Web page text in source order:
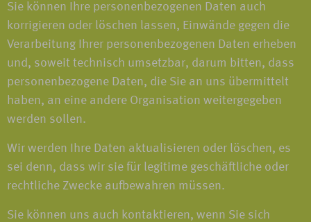
Sie können Ihre personenbezogenen Daten auch
korrigieren oder löschen lassen, Einwände gegen die
Verarbeitung Ihrer personenbezogenen Daten erheben
und, soweit technisch umsetzbar, darum bitten, dass
personenbezogene Daten, die Sie an uns übermittelt
haben, an eine andere Organisation weitergegeben
werden sollen.
Wir werden Ihre Daten aktualisieren oder löschen, es
sei denn, dass wir sie für legitime geschäftliche oder
rechtliche Zwecke aufbewahren müssen.
Sie können uns auch kontaktieren, wenn Sie sich